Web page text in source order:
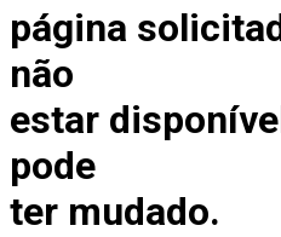
página
não
estar
pode
ter mudado.